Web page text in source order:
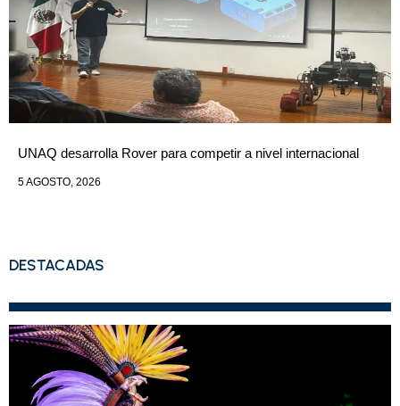
UNAQ desarrolla Rover para competir a nivel internacional
5 AGOSTO, 2026
DESTACADAS